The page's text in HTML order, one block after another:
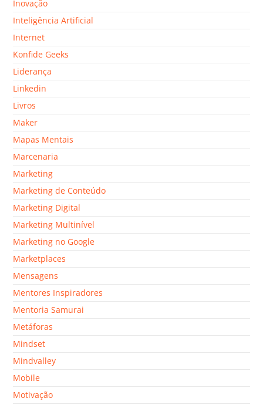
Inovação
Inteligência Artificial
Internet
Konfide Geeks
Liderança
Linkedin
Livros
Maker
Mapas Mentais
Marcenaria
Marketing
Marketing de Conteúdo
Marketing Digital
Marketing Multinível
Marketing no Google
Marketplaces
Mensagens
Mentores Inspiradores
Mentoria Samurai
Metáforas
Mindset
Mindvalley
Mobile
Motivação